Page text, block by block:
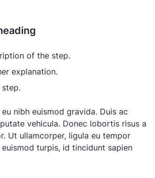
of the step.
explanation.
step.
nibh euismod gravida. Duis ac
vehicula. Donec lobortis risus a
Ut ullamcorper, ligula eu tempor
turpis, id tincidunt sapien